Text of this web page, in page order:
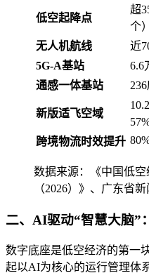
低空起降点
超
个）
无人机航线
近
5G-A基站
6.6
通感一体基站
新版适飞空域
跨境物流时效提升
数据来源：《中国低
（2026）》、广东省
二、AI驱动“智慧大脑”
数字底座是低空经济的第一
起以AI为核心的运行管理体